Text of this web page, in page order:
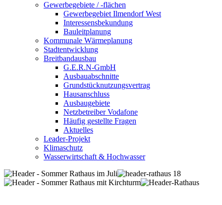
Gewerbegebiete / -flächen
Gewerbegebiet Ilmendorf West
Interessensbekundung
Bauleitplanung
Kommunale Wärmeplanung
Stadtentwicklung
Breitbandausbau
G.E.R.N-GmbH
Ausbauabschnitte
Grundstücknutzungsvertrag
Hausanschluss
Ausbaugebiete
Netzbetreiber Vodafone
Häufig gestellte Fragen
Aktuelles
Leader-Projekt
Klimaschutz
Wasserwirtschaft & Hochwasser